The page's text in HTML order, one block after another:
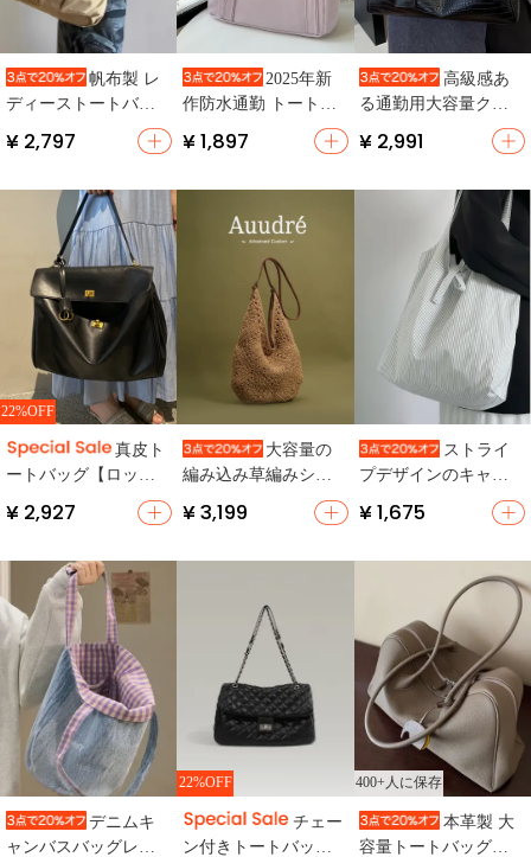
帆布製 レ
ディーストートバッ
用・肩掛け・斜め掛
¥ 2,797
2025年新
作防水通勤 トートバ
¥ 1,897
高級感あ
る通勤用大容量クロ
コダイルパターンレ
ディースバッグ【シ
¥ 2,991
22%OFF
真皮ト
ートバッグ【ロック
付き・ショルダーバ
ッグ・カジュアル通
¥ 2,927
大容量の
編み込み草編みショ
ルダーバッグ【ビー
チ・トートバッグ】
¥ 3,199
ストライ
プデザインのキャン
【大容量・ショルダ
¥ 1,675
デニムキ
ャンバスバッグレデ
22%OFF
チェー
ン付きトートバッグ
400+人に保存
本革製 大
容量トートバッグ